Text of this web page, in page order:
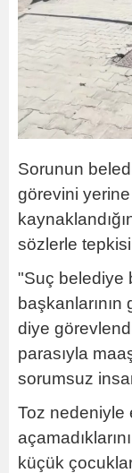
Sorunun
görevini
sözlerle
"Suç belediye
diye
parasıyla
sorumsuz
Toz nedeniyle
küçük